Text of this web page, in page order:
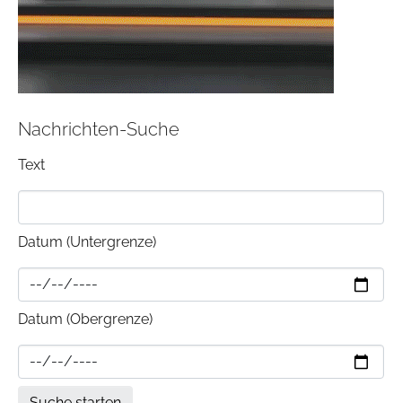
Nachrichten-Suche
Text
Datum (Untergrenze)
Datum (Obergrenze)